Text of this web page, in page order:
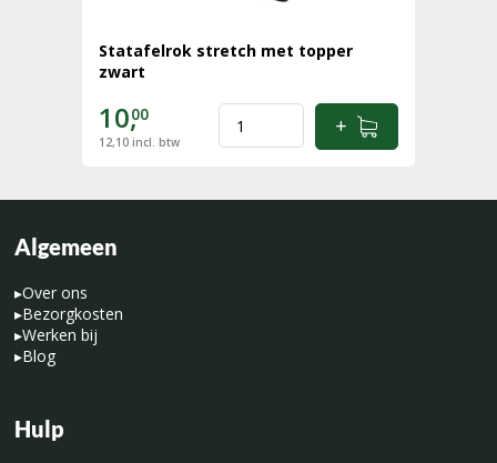
Statafelrok stretch met topper
zwart
10,00
12,10 incl. btw
Algemeen
▸Over ons
▸Bezorgkosten
▸Werken bij
▸Blog
Hulp